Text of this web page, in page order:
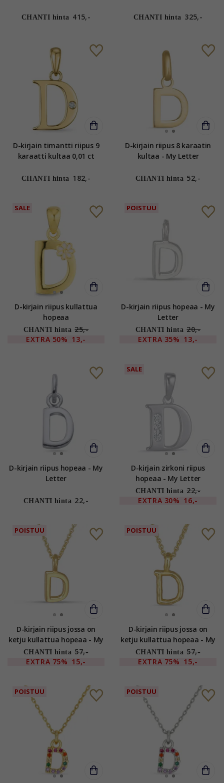
CHANTI hinta 415,- CHANTI hinta 325,-
D-kirjain timantti riipus 9
karaatti kultaa 0,01 ct
CHANTI hinta 182,-
D-kirjain riipus 8 karaatin
kultaa - My Letter
CHANTI hinta 52,-
SALE
D-kirjain riipus kullattua
hopeaa
CHANTI hinta 25,-
EXTRA 50% 13,-
POISTUU
D-kirjain riipus hopeaa - My
Letter
CHANTI hinta 20,-
EXTRA 35% 13,-
D-kirjain riipus hopeaa - My
Letter
CHANTI hinta 22,-
SALE
D-kirjain zirkoni riipus
hopeaa - My Letter
CHANTI hinta 22,-
EXTRA 30% 16,-
POISTUU
D-kirjain riipus jossa on
ketju kullattua hopeaa - My
Letter
CHANTI hinta 57,-
EXTRA 75% 15,-
POISTUU
D-kirjain riipus jossa on
ketju kullattua hopeaa - My
Letter
CHANTI hinta 57,-
EXTRA 75% 15,-
POISTUU POISTUU